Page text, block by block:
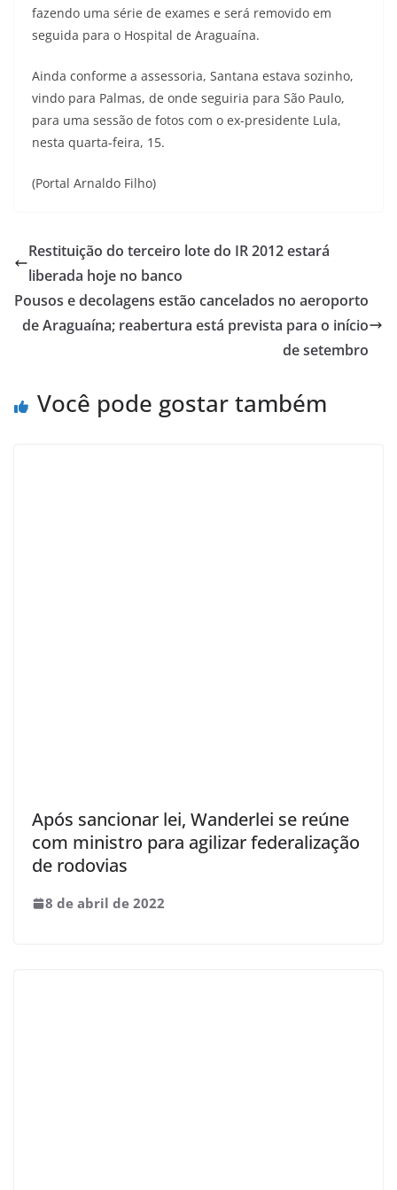
fazendo uma série de exames e será removido em
seguida para o Hospital de Araguaína.
Ainda conforme a assessoria, Santana estava sozinho,
vindo para Palmas, de onde seguiria para São Paulo,
para uma sessão de fotos com o ex-presidente Lula,
nesta quarta-feira, 15.
(Portal Arnaldo Filho)
Restituição do terceiro lote do IR 2012 estará
liberada hoje no banco
Pousos e decolagens estão cancelados no aeroporto
de Araguaína; reabertura está prevista para o início
de setembro
Você pode gostar também
Após sancionar lei, Wanderlei se reúne
com ministro para agilizar federalização
de rodovias
8 de abril de 2022